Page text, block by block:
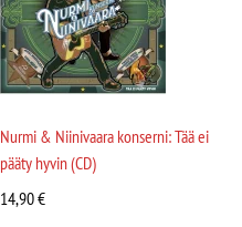
Nurmi & Niinivaara konserni: Tää ei
pääty hyvin (CD)
14,90€